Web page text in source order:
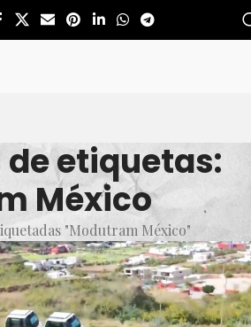
etiquetas:
México
"Modutram México"